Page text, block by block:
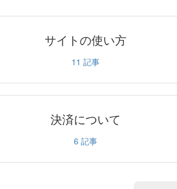
サイトの使い方
11 記事
決済について
6 記事